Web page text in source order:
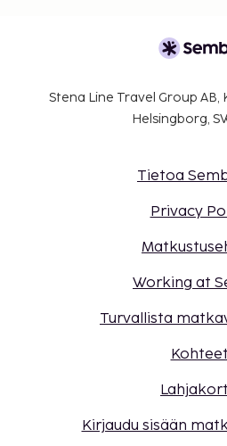
Stena Line Travel Group AB,
Helsingborg,
Tietoa
Privacy
Working at
Turvallista
Kohteet
Kirjaudu sisään